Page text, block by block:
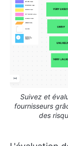
Suivez et
fournisseurs
des